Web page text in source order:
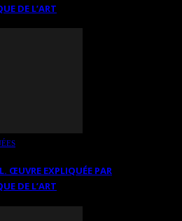
DE L’ART
ŒUVRE EXPLIQUÉE PAR
DE L’ART